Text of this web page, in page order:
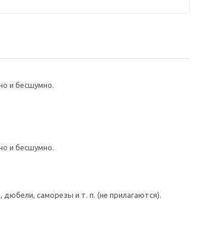
и бесшумно.
и бесшумно.
саморезы и т. п. (не прилагаются).